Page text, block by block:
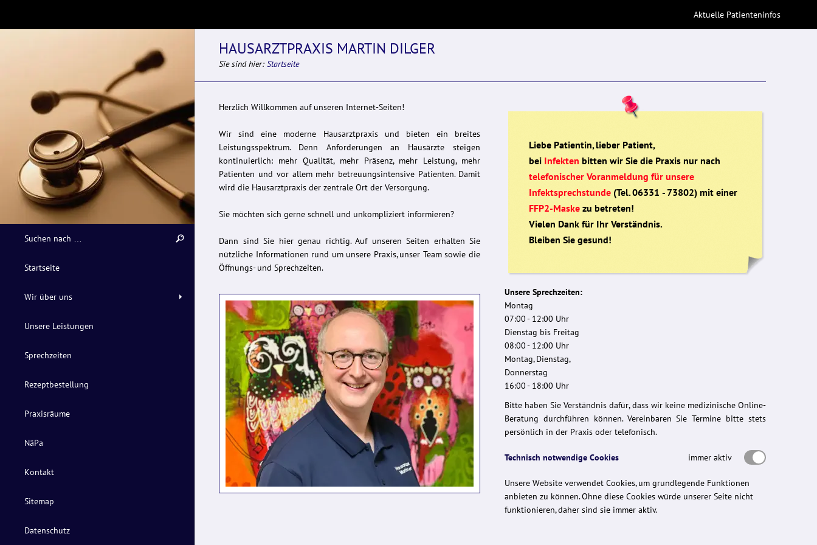
Aktuelle Patienteninfos
Startseite
Wir über uns
Unsere Leistungen
Sprechzeiten
Rezeptbestellung
Praxisräume
NäPa
Kontakt
Sitemap
Datenschutz
HAUSARZTPRAXIS MARTIN DILGER
Sie sind hier: Startseite
Herzlich Willkommen auf unseren Internet-Seiten!
Wir sind eine moderne Hausarztpraxis und bieten ein breites
Leistungsspektrum. Denn Anforderungen an Hausärzte steigen
kontinuierlich: mehr Qualität, mehr Präsenz, mehr Leistung, mehr
Patienten und vor allem mehr betreuungsintensive Patienten. Damit
wird die Hausarztpraxis der zentrale Ort der Versorgung.
Sie möchten sich gerne schnell und unkompliziert informieren?
Dann sind Sie hier genau richtig. Auf unseren Seiten erhalten Sie
nützliche Informationen rund um unsere Praxis, unser Team sowie die
Öffnungs- und Sprechzeiten.
Liebe Patientin, lieber Patient,
bei Infekten bitten wir Sie die Praxis nur nach
telefonischer Voranmeldung für unsere
Infektsprechstunde (Tel. 06331 - 73802) mit einer
FFP2-Maske zu betreten!
Vielen Dank für Ihr Verständnis.
Bleiben Sie gesund!
Unsere Sprechzeiten:
Montag
07:00 - 12:00 Uhr
Dienstag bis Freitag
08:00 - 12:00 Uhr
Montag, Dienstag,
Donnerstag
16:00 - 18:00 Uhr
Bitte haben Sie Verständnis dafür, dass wir keine medizinische Online-
Beratung durchführen können. Vereinbaren Sie Termine bitte stets
persönlich in der Praxis oder telefonisch.
Technisch notwendige Cookies immer aktiv
Unsere Website verwendet Cookies, um grundlegende Funktionen
anbieten zu können. Ohne diese Cookies würde unserer Seite nicht
funktionieren, daher sind sie immer aktiv.